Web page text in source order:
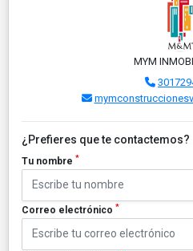
MYM
¿Prefieres que te contactemos?
Tu nombre *
Correo electrónico *